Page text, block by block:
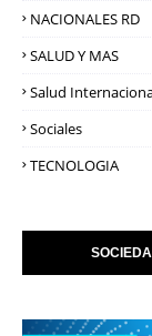
NACIONALES RD
SALUD Y MAS
Salud
Sociales
TECNOLOGIA